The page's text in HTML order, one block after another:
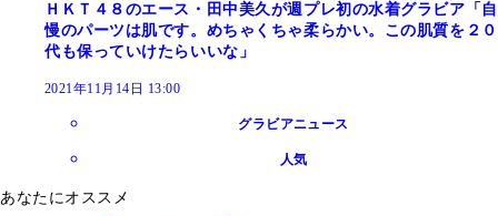
ＨＫＴ４８のエース・田中美久が週プレ初の水着グラビア「自
慢のパーツは肌です。めちゃくちゃ柔らかい。この肌質を２０
代も保っていけたらいいな」
2021年11月14日 13:00
グラビアニュース
人気
あなたにオススメ